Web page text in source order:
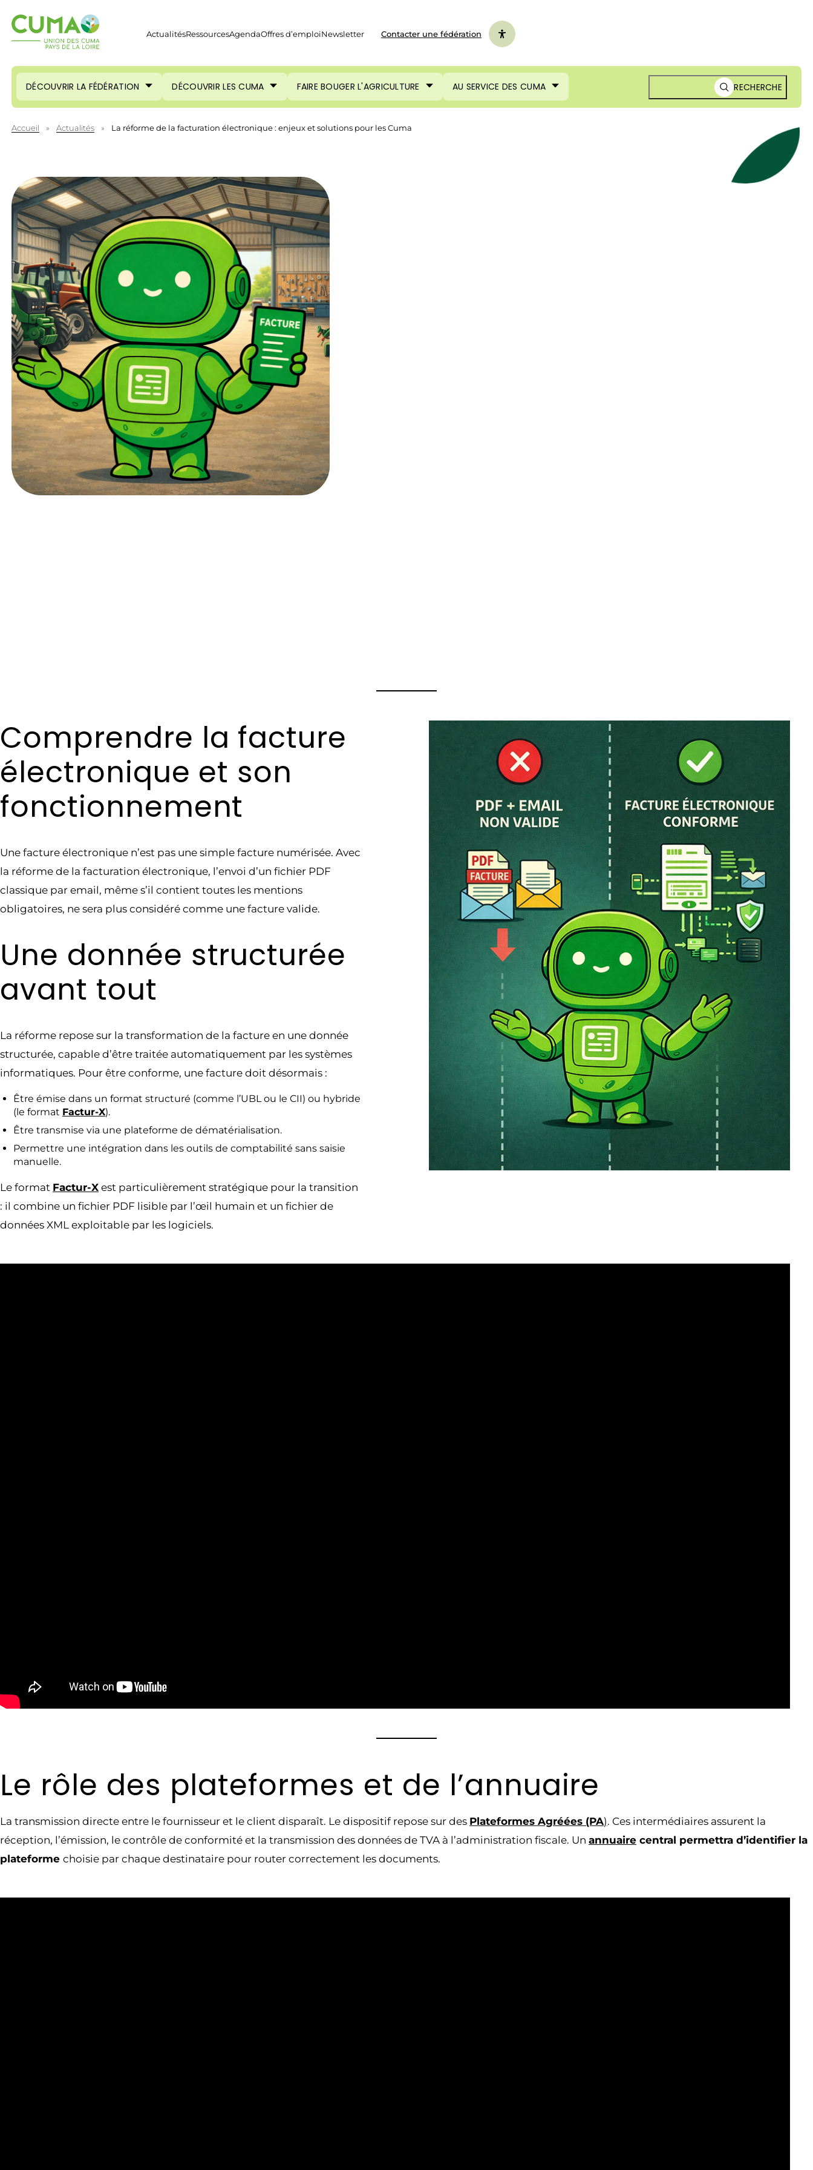
ActualitésRessourcesAgendaOffres d’emploiNewsletter Contacter une fédération
DÉCOUVRIR LA FÉDÉRATION DÉCOUVRIR LES CUMA FAIRE BOUGER L'AGRICULTURE AU SERVICE DES CUMA RECHERCHE
Accueil » Actualités » La réforme de la facturation électronique : enjeux et solutions pour les Cuma
Comprendre la facture
électronique et son
fonctionnement
Une facture électronique n’est pas une simple facture numérisée. Avec
la réforme de la facturation électronique, l’envoi d’un fichier PDF
classique par email, même s’il contient toutes les mentions
obligatoires, ne sera plus considéré comme une facture valide.
Une donnée structurée
avant tout
La réforme repose sur la transformation de la facture en une donnée
structurée, capable d’être traitée automatiquement par les systèmes
informatiques. Pour être conforme, une facture doit désormais :
Être émise dans un format structuré (comme l’UBL ou le CII) ou hybride
(le format Factur-X).
Être transmise via une plateforme de dématérialisation.
Permettre une intégration dans les outils de comptabilité sans saisie
manuelle.
Le format Factur-X est particulièrement stratégique pour la transition
: il combine un fichier PDF lisible par l’œil humain et un fichier de
données XML exploitable par les logiciels.
Le rôle des plateformes et de l’annuaire
La transmission directe entre le fournisseur et le client disparaît. Le dispositif repose sur des Plateformes Agréées (PA). Ces intermédiaires assurent la
réception, l’émission, le contrôle de conformité et la transmission des données de TVA à l’administration fiscale. Un annuaire central permettra d’identifier la
plateforme choisie par chaque destinataire pour router correctement les documents.